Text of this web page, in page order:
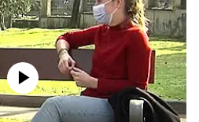
Eguraldia